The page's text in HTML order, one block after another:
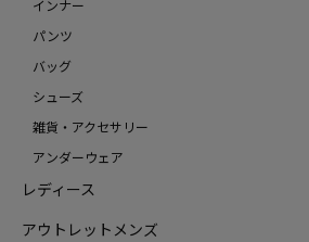
インナー
パンツ
バッグ
シューズ
雑貨・アクセサリー
アンダーウェア
レディース
アウトレットメンズ